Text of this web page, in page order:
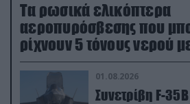
Τα ρωσικά ελικόπτερα
αεροπυρόσβεσης που
ρίχνουν 5 τόνους νερού
01.08.2026
Συνετρίβη F-